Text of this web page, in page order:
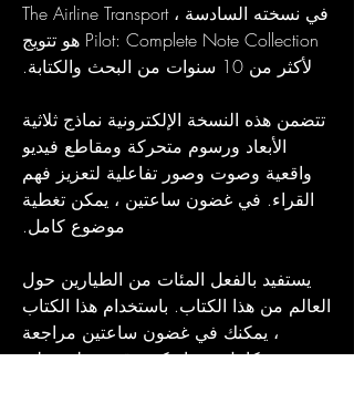
في نسخته السادسة ، The Airline Transport
Pilot: Complete Note Collection هو تتويج
لأكثر من 10 سنوات من البحث والكتابة.
تتضمن هذه النسخة الإلكترونية نماذج ثلاثية
الأبعاد ورسوم متحركة ومقاطع فيديو
واقعية وصوت وصور تفاعلية لتعزيز فهم
القراء. في غضون ساعتين ، يمكن تغطية
موضوع كامل.
يستفيد بالفعل المئات من الطيارين حول
العالم من هذا الكتاب. باستخدام هذا الكتاب
، يمكنك في غضون ساعتين مراجعة
موضوع كامل. سواء كنت قد حصلت على